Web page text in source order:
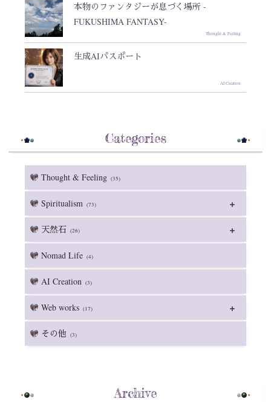
本物のファンタジーが息づく場所 -
FUKUSHIMA FANTASY-
Thought & Feeling
生成AIパスポート
AI Creation
Categories
Thought & Feeling (35)
Spiritualism (73)
天然石 (26)
Nomad Life (4)
AI Creation (3)
Web works (17)
その他 (3)
Archive